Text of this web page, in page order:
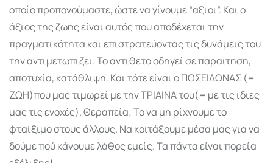
οποίο προπονούμαστε, ώστε να γίνουμε “αξιοι”. Και ο
άξιος της ζωής είναι αυτός που αποδέχεται την
πραγματικότητα και επιστρατεύοντας τις δυνάμεις του
την αντιμετωπίζει. Το αντίθετο οδηγεί σε παραίτηση,
αποτυχία, κατάθλιψη. Και τότε είναι ο ΠΟΣΕΙΔΩΝΑΣ (=
ΖΩΗ)που μας τιμωρεί με την ΤΡΙΑΙΝΑ του(= με τις ίδιες
μας τις ενοχές). Θεραπεία; Το να μη ρίχνουμε το
φταίξιμο στους άλλους. Να κοιτάξουμε μέσα μας για να
δούμε πού κάνουμε λάθος εμείς. Τα πάντα είναι πορεία